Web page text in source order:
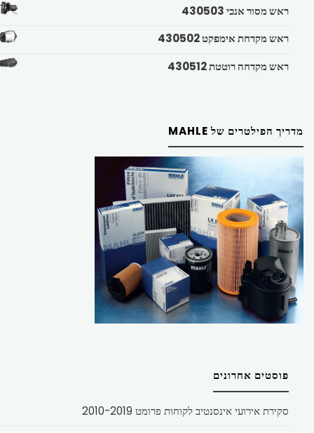
ראש מסור אנכי 430503
ראש מקדחת אימפקט 430502
ראש מקדחה רוטטת 430512
מדריך הפילטרים של MAHLE
פוסטים אחרונים
סקירת אירועי אינסנטיב לקוחות פרומט 2010-2019